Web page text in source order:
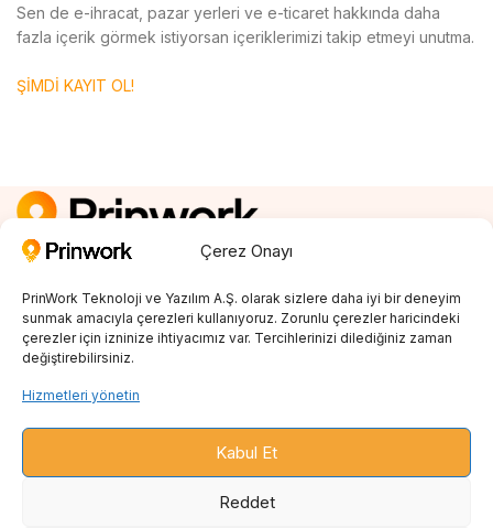
Çerez Onayı
PrinWork Teknoloji ve Yazılım A.Ş. olarak sizlere daha iyi bir deneyim
sunmak amacıyla çerezleri kullanıyoruz. Zorunlu çerezler haricindeki
çerezler için izninize ihtiyacımız var. Tercihlerinizi dilediğiniz zaman
değiştirebilirsiniz.
Hizmetleri yönetin
Kabul Et
Reddet
Sen de e-ihracat, pazar yerleri ve e-ticaret hakkında daha
fazla içerik görmek istiyorsan içeriklerimizi takip etmeyi unutma.
ŞİMDİ KAYIT OL!
Kayıt Ol
info@prinwork.com
PRINT ON DEMAND